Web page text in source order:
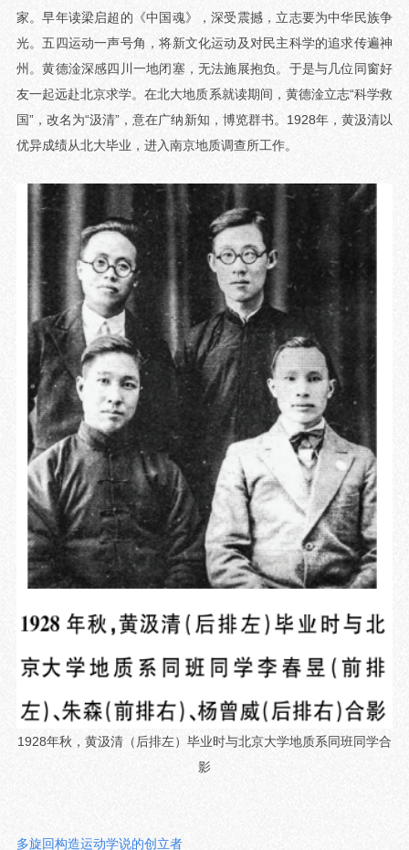
家。早年读梁启超的《中国魂》，深受震撼，立志要为中华民族争
光。五四运动一声号角，将新文化运动及对民主科学的追求传遍神
州。黄德淦深感四川一地闭塞，无法施展抱负。于是与几位同窗好
友一起远赴北京求学。在北大地质系就读期间，黄德淦立志“科学救
国”，改名为“汲清”，意在广纳新知，博览群书。1928年，黄汲清以
优异成绩从北大毕业，进入南京地质调查所工作。
1928年秋，黄汲清（后排左）毕业时与北京大学地质系同班同学合
影
多旋回构造运动学说的创立者